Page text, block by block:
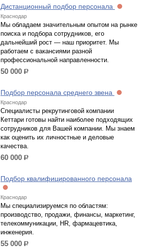
Дистанционный подбор персонала
Краснодар
Мы обладаем значительным опытом на рынке
поиска и подбора сотрудников, его
дальнейший рост — наш приоритет. Мы
работаем с вакансиями разной
профессиональной направленности.
50 000 р.
Подбор персонала среднего звена
Краснодар
Специалисты рекрутинговой компании
Кеттари готовы найти наиболее подходящих
сотрудников для Вашей компании. Мы знаем
как оценить их личностные и деловые
качества.
60 000 р.
Подбор квалифицированного персонала
Краснодар
Мы специализируемся по областям:
производство, продажи, финансы, маркетинг,
телекоммуникации, HR, фармацевтика,
инженерия.
55 000 р.